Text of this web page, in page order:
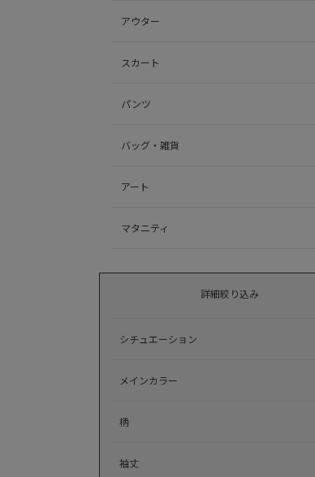
アウター
スカート
パンツ
バッグ・雑貨
アート
マタニティ
詳細絞り込み
シチュエーション
メインカラー
柄
袖丈